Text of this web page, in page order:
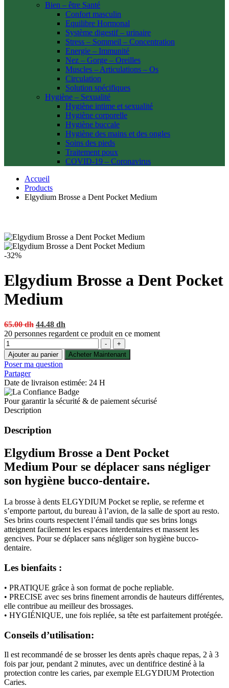
Bien – être Santé
Confort masculin
Equilibre Hormonal
Système digestif – urinaire
Stress – Sommeil – Concentration
Energie – Immunité
Nez – Gorge – Oreilles
Muscles – Articulations – Os
Circulation
Solution spécifiques
Hygiène – Sexualité
Hygiène intime et sexualité
Hygiène corporelle
Hygiène buccale
Hygiène des mains et des ongles
Soins des pieds
Traitement poux
COVID-19 – Coronavirus
Accueil
Products
Elgydium Brosse a Dent Pocket Medium
-32%
Elgydium Brosse a Dent Pocket
Medium
65.00dh Original
price
65.00 dh.
44.48 dh
price
44.48 dh.
20 personnes regardent ce produit en ce moment
Quantité
-
+
Ajouter au panier
Acheter Maintenant
Poser ma question
Partager
Date de livraison estimée: 24 H
Pour garantir la sécurité & de paiement sécurisé
Description
Description
Elgydium Brosse a Dent Pocket
Medium Pour se déplacer sans négliger
son hygiène bucco-dentaire.
La brosse à dents ELGYDIUM Pocket se replie, se referme et
s’emporte partout, du bureau à l’avion, de la salle de sport au resto.
Ses brins courts respectent l’émail tandis que ses brins longs
atteignent facilement les espaces interdentaires et massent les
gencives. Pour se déplacer sans négliger son hygiène bucco-
dentaire.
Les bienfaits :
• PRATIQUE grâce à son format de poche repliable.
• PRECISE avec ses brins finement arrondis de hauteurs différentes,
elle contribue au meilleur des brossages.
• HYGIÉNIQUE, une fois repliée, sa tête est parfaitement protégée.
Conseils d’utilisation:
Il est recommandé de se brosser les dents après chaque repas, 2 à 3
fois par jour, pendant 2 minutes, avec un dentifrice destiné à la
protection contre les caries, par exemple ELGYDIUM Protection
Caries.